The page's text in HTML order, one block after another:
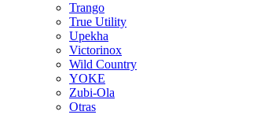
Trango
True Utility
Upekha
Victorinox
Wild Country
YOKE
Zubi-Ola
Otras